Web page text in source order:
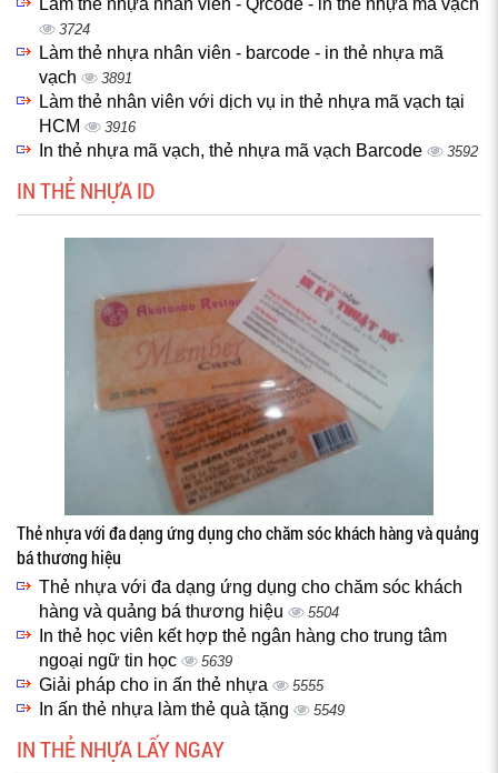
Làm thẻ nhựa nhân viên - Qrcode - in thẻ nhựa mã vạch
3724
Làm thẻ nhựa nhân viên - barcode - in thẻ nhựa mã
vạch
3891
Làm thẻ nhân viên với dịch vụ in thẻ nhựa mã vạch tại
HCM
3916
In thẻ nhựa mã vạch, thẻ nhựa mã vạch Barcode 3592
IN THẺ NHỰA ID
Thẻ nhựa với đa dạng ứng dụng cho chăm sóc khách hàng và quảng
bá thương hiệu
Thẻ nhựa với đa dạng ứng dụng cho chăm sóc khách
hàng và quảng bá thương hiệu
5504
In thẻ học viên kết hợp thẻ ngân hàng cho trung tâm
ngoại ngữ tin học
5639
Giải pháp cho in ấn thẻ nhựa 5555
In ấn thẻ nhựa làm thẻ quà tặng 5549
IN THẺ NHỰA LẤY NGAY